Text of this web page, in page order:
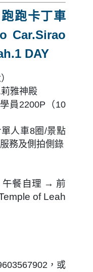
跑卡丁車
Car.Sirao
1 DAY
）
雅神殿
員2200P （10
人車8圈/景點
務及側拍側錄
餐自理 → 前
of Leah
，或